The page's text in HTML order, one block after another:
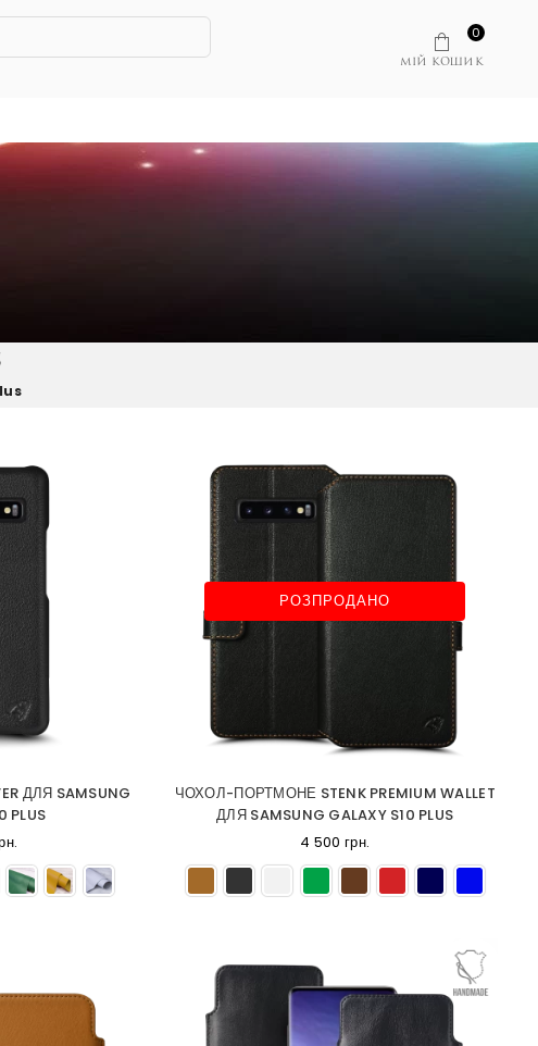
МІЙ КОШИК
0
ДЛЯ SAMSUNG
PLUS
РОЗПРОДАНО
ЧОХОЛ-ПОРТМОНЕ STENK PREMIUM WALLET
ДЛЯ SAMSUNG GALAXY S10 PLUS
4 500 грн.